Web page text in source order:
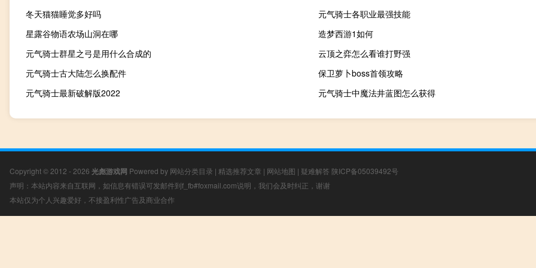
冬天猫猫睡觉多好吗
元气骑士各职业最强技能
星露谷物语农场山洞在哪
造梦西游1如何
元气骑士群星之弓是用什么合成的
云顶之弈怎么看谁打野强
元气骑士古大陆怎么换配件
保卫萝卜boss首领攻略
元气骑士最新破解版2022
元气骑士中魔法井蓝图怎么获得
Copyright © 2012 - 2026 光彪游戏网 Powered by 网站分类目录 | 精选推荐文章 | 网站地图 | 疑难解答 陕ICP备05039492号
声明：本站内容来自互联网，如信息有错误可发邮件到f_fb#foxmail.com说明，我们会及时纠正，谢谢
本站仅为个人兴趣爱好，不接盈利性广告及商业合作